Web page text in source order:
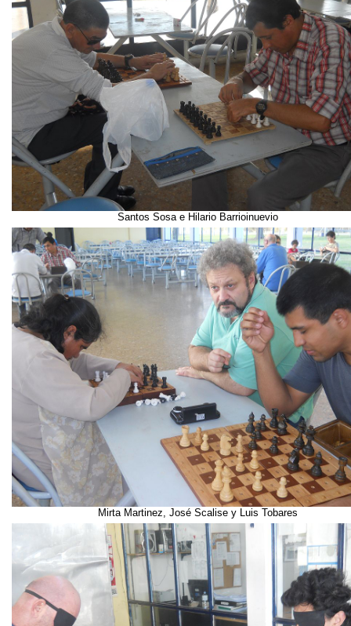
Santos Sosa e Hilario Barrioinuevio
Mirta Martinez, José Scalise y Luis Tobares